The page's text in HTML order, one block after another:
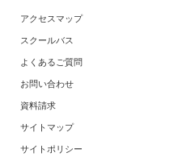
アクセスマップ
スクールバス
よくあるご質問
お問い合わせ
資料請求
サイトマップ
サイトポリシー